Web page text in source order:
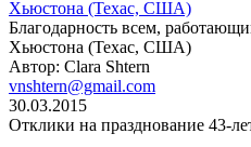
Хьюстона (Техас, США)
Благодарность всем,
Хьюстона (Техас, США)
Автор: Clara Shtern
vnshtern@gmail.com
30.03.2015
Отклики на празднование 43-